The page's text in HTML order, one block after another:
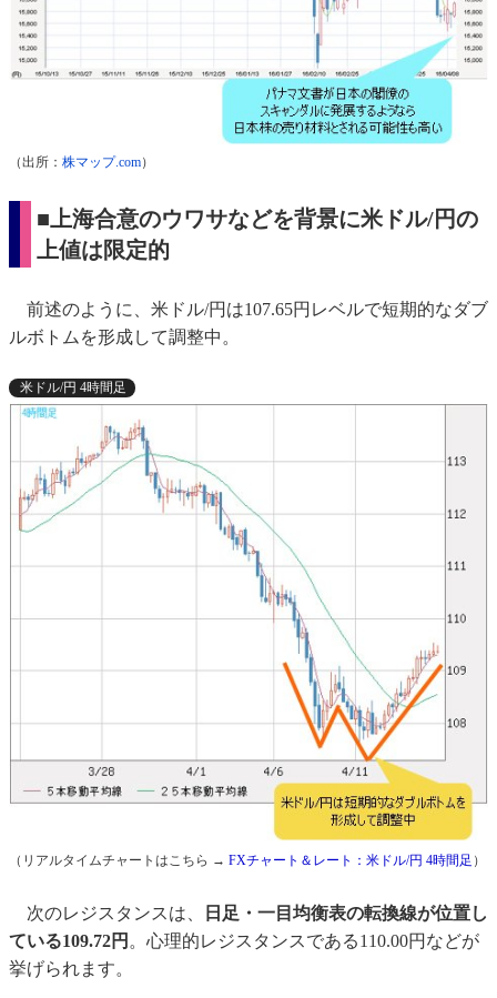
（出所： 株マップ.com）
■上海合意のウワサなどを背景に米ドル/円の
上値は限定的
前述のように、米ドル/円は107.65円レベルで短期的なダブ
ルボトムを形成して調整中。
米ドル/円 4時間足
（リアルタイムチャートはこちら → FXチャート＆レート：米ドル/円 4時間足 ）
次のレジスタンスは、
日足・一目均衡表の転換線が位置し
ている109.72円 。心理的レジスタンスである110.00円などが
挙げられます。